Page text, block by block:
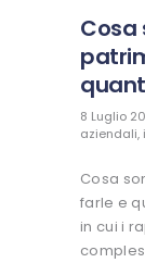
Cosa
8 Luglio
aziendali,
Cosa
farle e
in cui i